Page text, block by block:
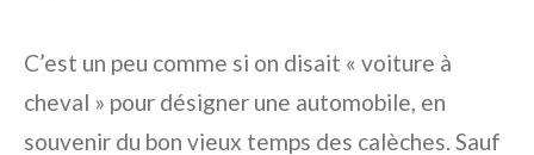
C’est un peu comme si on disait « voiture à
cheval » pour désigner une automobile, en
souvenir du bon vieux temps des calèches. Sauf